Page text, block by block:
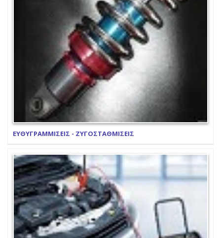
ΕΥΘΥΓΡΑΜΜΙΣΕΙΣ - ΖΥΓΟΣΤΑΘΜΙΣΕΙΣ